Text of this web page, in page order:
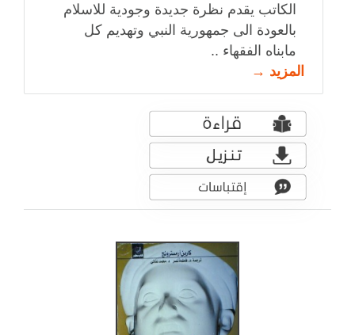
الكاتب يقدم نظرة جديدة وجودية للاسلام
بالعودة الى جمهورية النبي وتهديم كل
مابناه الفقهاء ..
المزيد →